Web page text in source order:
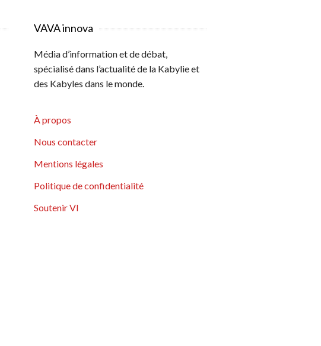
VAVA innova
Média d’information et de débat,
spécialisé dans l’actualité de la Kabylie et
des Kabyles dans le monde.
À propos
Nous contacter
Mentions légales
Politique de confidentialité
Soutenir VI